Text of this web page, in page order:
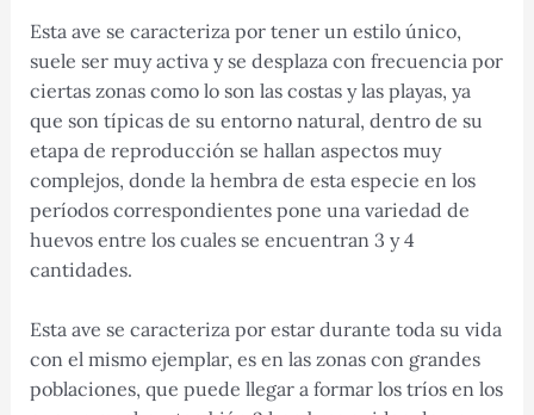
Esta ave se caracteriza por tener un estilo único,
suele ser muy activa y se desplaza con frecuencia por
ciertas zonas como lo son las costas y las playas, ya
que son típicas de su entorno natural, dentro de su
etapa de reproducción se hallan aspectos muy
complejos, donde la hembra de esta especie en los
períodos correspondientes pone una variedad de
huevos entre los cuales se encuentran 3 y 4
cantidades.
Esta ave se caracteriza por estar durante toda su vida
con el mismo ejemplar, es en las zonas con grandes
poblaciones, que puede llegar a formar los tríos en los